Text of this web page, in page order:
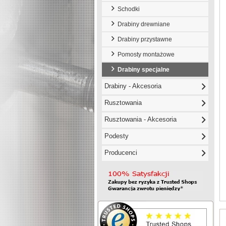
Schodki
Drabiny drewniane
Drabiny przystawne
Pomosty montażowe
Drabiny specjalne
Drabiny - Akcesoria
Rusztowania
Rusztowania - Akcesoria
Podesty
Producenci